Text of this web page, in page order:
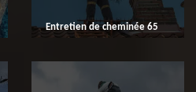
Entretien de cheminée 65